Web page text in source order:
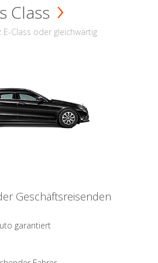
Class
Class oder gleichwärtig
Geschäftsreisenden
garantiert